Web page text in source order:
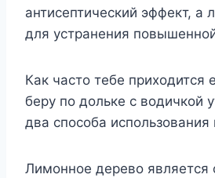
антисептический эффект, а
для устранения
Как часто тебе приходится
беру по дольке с водичкой
два способа
Лимонное дерево является